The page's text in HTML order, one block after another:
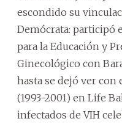
escondido su
Demócrata: participó
para la Educación y
Ginecológico con
hasta se dejó ver
(1993-2001) en Life
infectados de VIH